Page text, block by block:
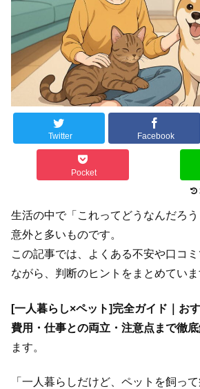
Twitter Facebook
Pocket
生活の中で「これってどうなんだろう
意外と多いものです。
この記事では、よくある不安や口コ
ながら、判断のヒントをまとめていま
[一人暮らし×ペット]完全ガイド｜お
費用・仕事との両立・注意点まで徹底
ます。
「一人暮らしだけど、ペットを飼っ